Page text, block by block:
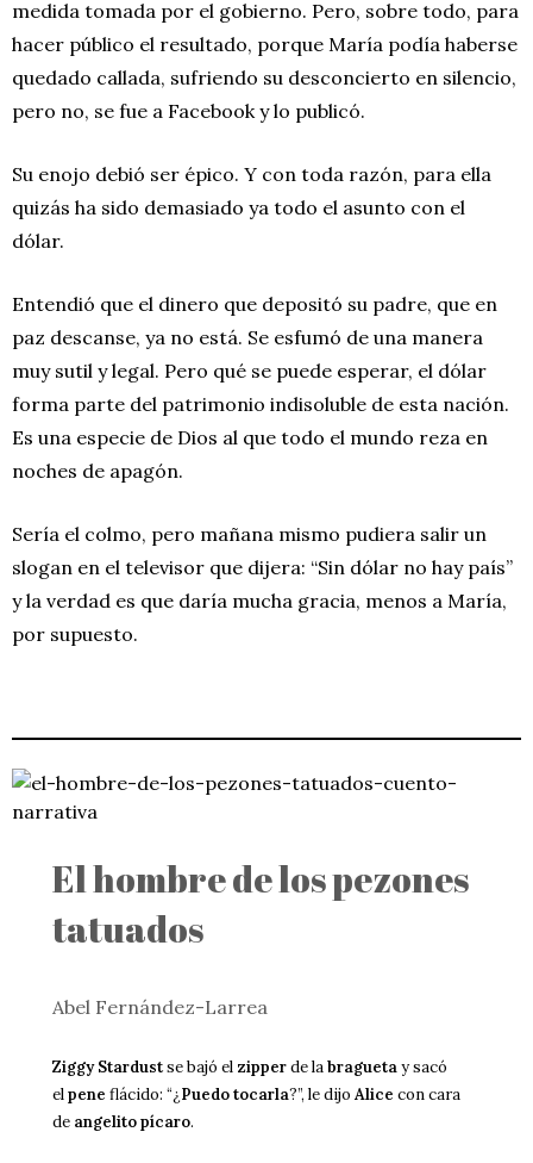
medida tomada por el gobierno. Pero, sobre todo, para
hacer público el resultado, porque María podía haberse
quedado callada, sufriendo su desconcierto en silencio,
pero no, se fue a Facebook y lo publicó.
Su enojo debió ser épico. Y con toda razón, para ella
quizás ha sido demasiado ya todo el asunto con el
dólar.
Entendió que el dinero que depositó su padre, que en
paz descanse, ya no está. Se esfumó de una manera
muy sutil y legal. Pero qué se puede esperar, el dólar
forma parte del patrimonio indisoluble de esta nación.
Es una especie de Dios al que todo el mundo reza en
noches de apagón.
Sería el colmo, pero mañana mismo pudiera salir un
slogan en el televisor que dijera: “Sin dólar no hay país”
y la verdad es que daría mucha gracia, menos a María,
por supuesto.
El hombre de los pezones
tatuados
Abel Fernández-Larrea
Ziggy Stardustse bajó el zipperde labraguetay sacó
elpene flácido: “¿Puedo tocarla?”, le dijoAlice con cara
de angelito pícaro.